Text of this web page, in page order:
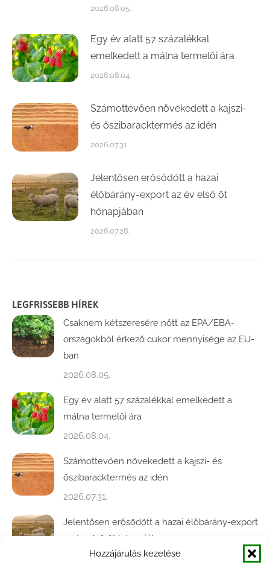
Hozzájárulás kezelése
2026.08.05.
Egy év alatt 57 százalékkal
emelkedett a málna termelői ára
2026.08.04.
Számottevően növekedett a kajszi-
és őszibaracktermés az idén
2026.07.31.
Jelentősen erősödött a hazai
élőbárány-export az év első öt
hónapjában
2026.07.28.
LEGFRISSEBB HÍREK
Csaknem kétszeresére nőtt az EPA/EBA-
országokból érkező cukor mennyisége az EU-
ban
2026.08.05.
Egy év alatt 57 százalékkal emelkedett a
málna termelői ára
2026.08.04.
Számottevően növekedett a kajszi- és
őszibaracktermés az idén
2026.07.31.
Jelentősen erősödött a hazai élőbárány-export
az év első öt hónapjában
2026.07.28.